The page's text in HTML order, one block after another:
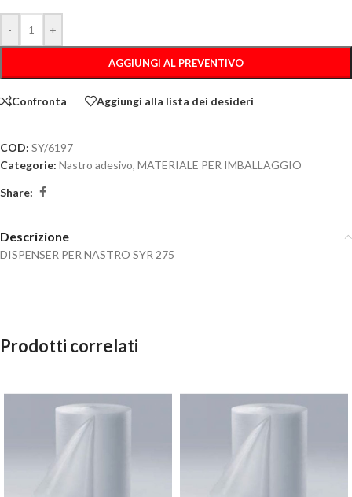
- +
AGGIUNGI AL PREVENTIVO
Confronta Aggiungi alla lista dei desideri
COD: SY/6197
Categorie: Nastro adesivo, MATERIALE PER IMBALLAGGIO
Share:
Descrizione
DISPENSER PER NASTRO SYR 275
Prodotti correlati